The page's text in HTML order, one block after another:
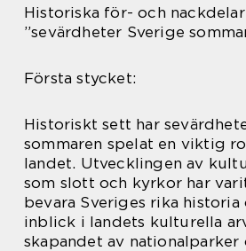
Historiska för- och
”sevärdheter Sverige
Första stycket:
Historiskt sett har
sommaren spelat en viktig
landet. Utvecklingen av
som slott och kyrkor har
bevara Sveriges rika
inblick i landets kulturella
skapandet av nationalparker